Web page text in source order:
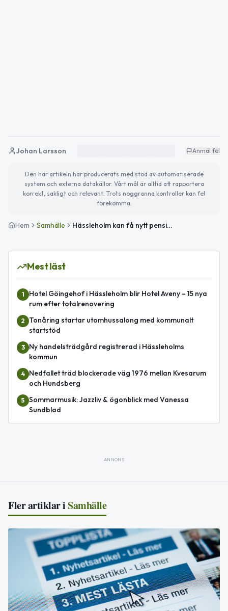
Johan Larsson Anmäl fel
Den här artikeln har producerats med stöd av automatiserade
system och externa datakällor. Vårt mål är alltid att rapportera
korrekt, sakligt och relevant. Trots noggranna kontroller kan fel
förekomma.
Hem Samhälle Hässleholm kan få nytt pensionssystem för politiker 2026
Mest läst
1
Hotel Göingehof i Hässleholm blir Hotel Aveny – 15 nya
rum efter totalrenovering
2
Tonåring startar utomhussalong med kommunalt
startstöd
3
Ny handelsträdgård registrerad i Hässleholms
kommun
4
Nedfallet träd blockerade väg 1976 mellan Kvesarum
och Hundsberg
5 Sommarmusik: Jazzliv & ögonblick med Vanessa
Sundblad
ANNONS
Fler artiklar iSamhälle